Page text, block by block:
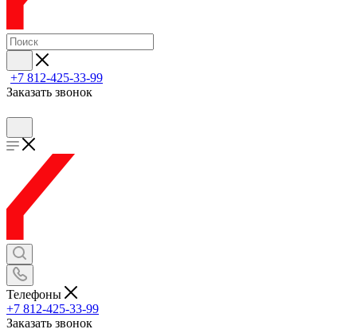
+7 812-425-33-99
Заказать звонок
Телефоны
+7 812-425-33-99
Заказать звонок